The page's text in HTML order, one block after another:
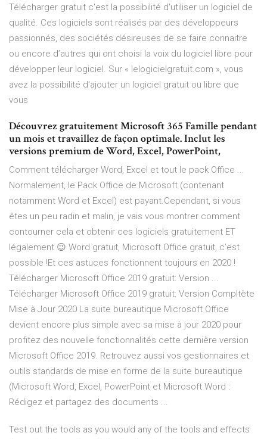
Télécharger gratuit c'est la possibilité d'utiliser un logiciel de
qualité. Ces logiciels sont réalisés par des développeurs
passionnés, des sociétés désireuses de se faire connaitre
ou encore d’autres qui ont choisi la voix du logiciel libre pour
développer leur logiciel. Sur « lelogicielgratuit.com », vous
avez la possibilité d'ajouter un logiciel gratuit ou libre que
vous
Découvrez gratuitement Microsoft 365 Famille pendant
un mois et travaillez de façon optimale. Inclut les
versions premium de Word, Excel, PowerPoint,
Comment télécharger Word, Excel et tout le pack Office ...
Normalement, le Pack Office de Microsoft (contenant
notamment Word et Excel) est payant.Cependant, si vous
êtes un peu radin et malin, je vais vous montrer comment
contourner cela et obtenir ces logiciels gratuitement ET
légalement 😉 Word gratuit, Microsoft Office gratuit, c’est
possible !Et ces astuces fonctionnent toujours en 2020 !
Télécharger Microsoft Office 2019 gratuit: Version ...
Télécharger Microsoft Office 2019 gratuit: Version Compltète
Mise à Jour 2020 La suite bureautique Microsoft Office
devient encore plus simple avec sa mise à jour 2020 pour
profitez des nouvelle fonctionnalités cette dernière version
Microsoft Office 2019. Retrouvez aussi vos gestionnaires et
outils standards de mise en forme de la suite bureautique
(Microsoft Word, Excel, PowerPoint et Microsoft Word :
Rédigez et partagez des documents ...
Test out the tools as you would any of the tools and effects